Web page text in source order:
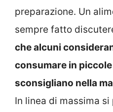
preparazione. Un
sempre fatto
che alcuni
consumare in
sconsigliano nella
In linea di massima si